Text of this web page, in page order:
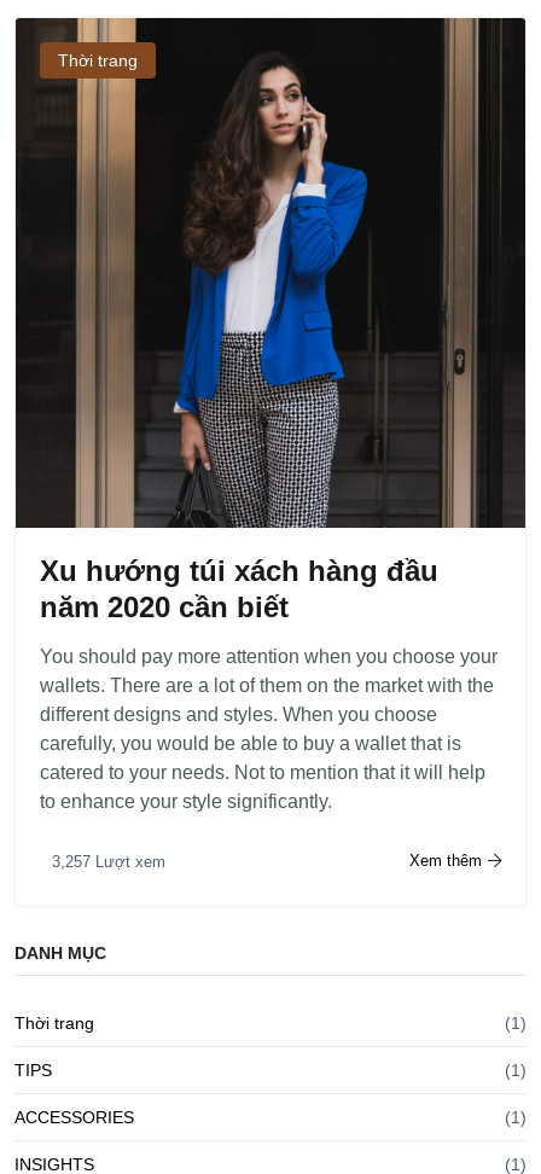
Thời trang
Xu hướng túi xách hàng đầu
năm 2020 cần biết
You should pay more attention when you choose your
wallets. There are a lot of them on the market with the
different designs and styles. When you choose
carefully, you would be able to buy a wallet that is
catered to your needs. Not to mention that it will help
to enhance your style significantly.
3,257 Lượt xem Xem thêm
DANH MỤC
Thời trang (1)
TIPS (1)
ACCESSORIES (1)
INSIGHTS (1)